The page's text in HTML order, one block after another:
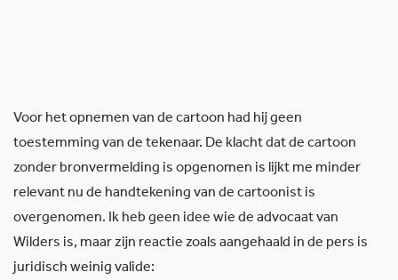
Voor het opnemen van de cartoon had hij geen
toestemming van de tekenaar. De klacht dat de cartoon
zonder bronvermelding is opgenomen is lijkt me minder
relevant nu de handtekening van de cartoonist is
overgenomen. Ik heb geen idee wie de advocaat van
Wilders is, maar zijn reactie zoals aangehaald in de pers is
juridisch weinig valide: